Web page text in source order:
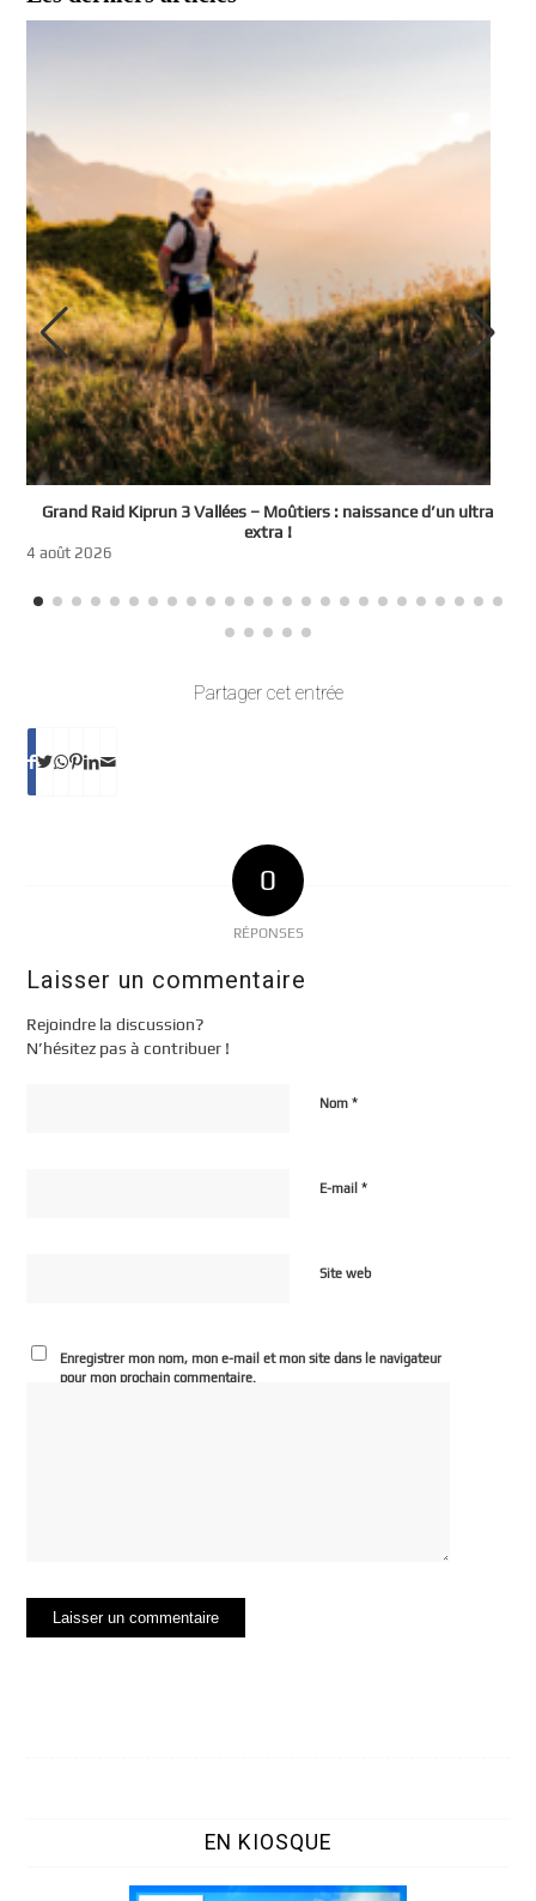
Grand Raid Kiprun 3 Vallées – Moûtiers : naissance d’un ultra
extra !
4 août 2026
Partager cet entrée
0
RÉPONSES
Laisser un commentaire
Rejoindre la discussion?
N’hésitez pas à contribuer !
Nom*
E-mail*
Site web
Enregistrer mon nom, mon e-mail et mon site dans le navigateur
pour mon prochain commentaire.
EN KIOSQUE